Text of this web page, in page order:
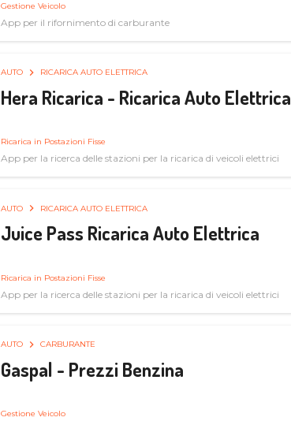
Gestione Veicolo
App per il rifornimento di carburante
AUTO RICARICA AUTO ELETTRICA
Hera Ricarica - Ricarica Auto Elettrica
Ricarica in Postazioni Fisse
App per la ricerca delle stazioni per la ricarica di veicoli elettrici
AUTO RICARICA AUTO ELETTRICA
Juice Pass Ricarica Auto Elettrica
Ricarica in Postazioni Fisse
App per la ricerca delle stazioni per la ricarica di veicoli elettrici
AUTO CARBURANTE
Gaspal - Prezzi Benzina
Gestione Veicolo